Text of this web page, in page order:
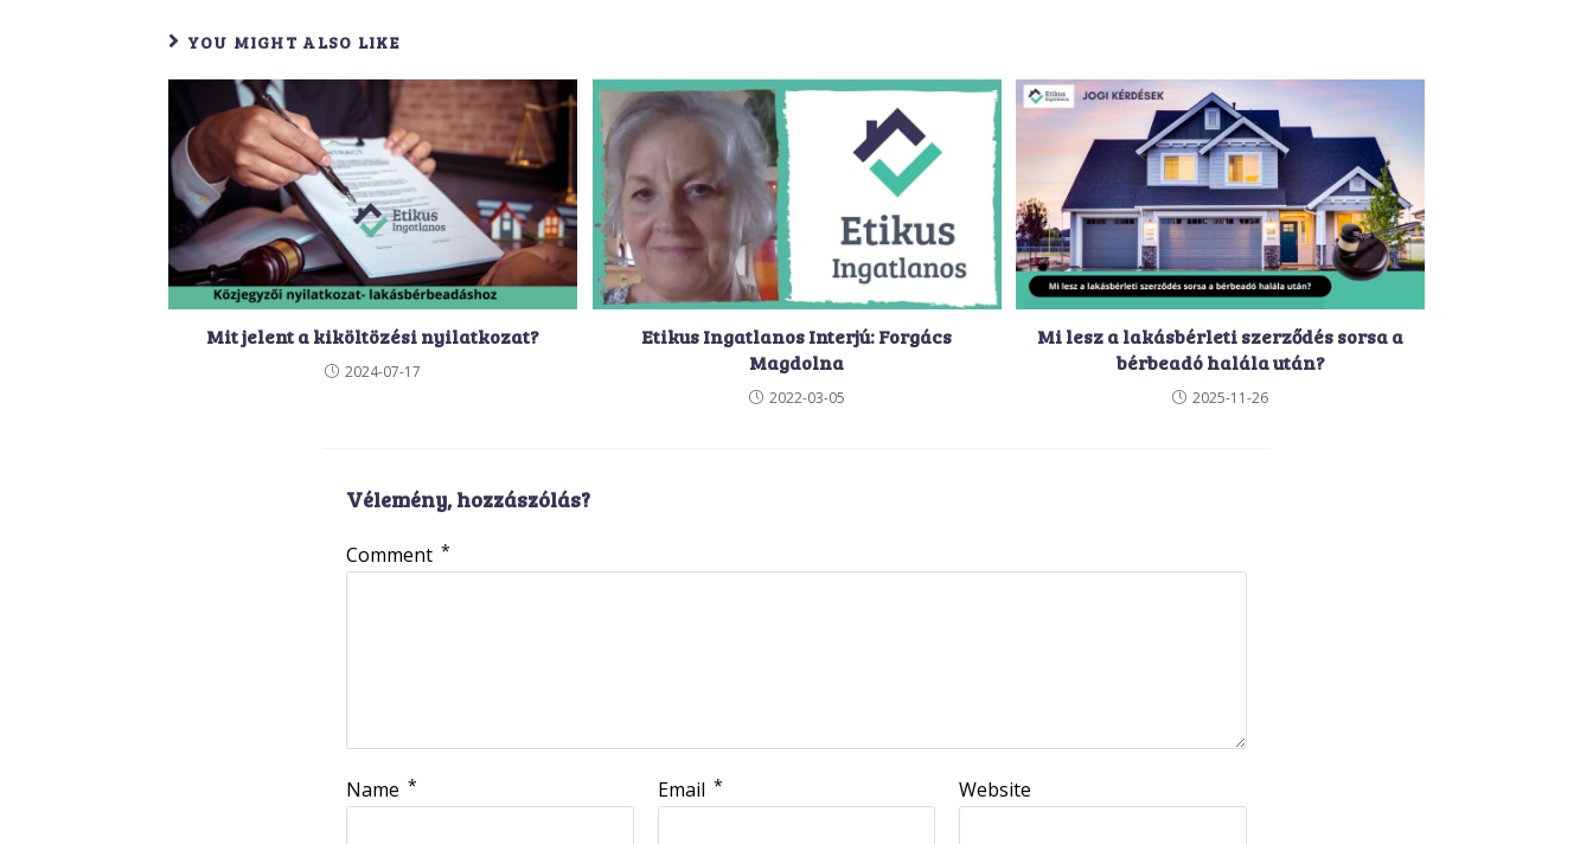
YOU MIGHT ALSO LIKE
Mit jelent a kiköltözési nyilatkozat?
2024-07-17
Etikus Ingatlanos Interjú: Forgács
Magdolna
2022-03-05
Mi lesz a lakásbérleti szerződés sorsa a
bérbeadó halála után?
2025-11-26
Vélemény, hozzászólás?
Comment *
Name * Email * Website